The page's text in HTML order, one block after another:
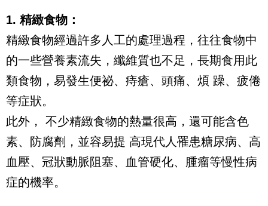
1. 精緻食物：
精緻食物經過許多人工的處理過程，往往食物中
的一些營養素流失，纖維質也不足，長期食用此
類食物，易發生便祕、痔瘡、頭痛、煩 躁、疲倦
等症狀。
此外， 不少精緻食物的熱量很高，還可能含色
素、防腐劑，並容易提 高現代人罹患糖尿病、高
血壓、冠狀動脈阻塞、血管硬化、腫瘤等慢性病
症的機率。